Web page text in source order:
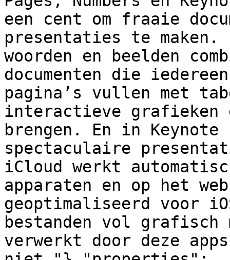
een cent om fraaie
presentaties te maken.
woorden en beelden
documenten die
pagina’s vullen met
interactieve grafieken
brengen. En in
spectaculaire
iCloud werkt
apparaten en op het
geoptimaliseerd voor
bestanden vol grafisch
verwerkt door deze